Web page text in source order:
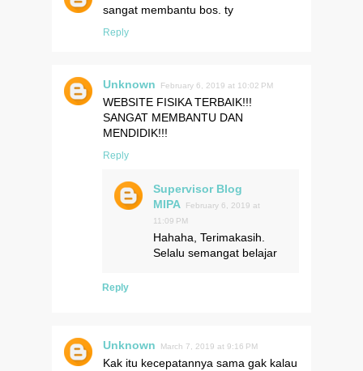
sangat membantu bos. ty
Reply
Unknown February 6, 2019 at 10:02 PM
WEBSITE FISIKA TERBAIK!!!
SANGAT MEMBANTU DAN
MENDIDIK!!!
Reply
Supervisor Blog
MIPA
February 6, 2019 at
11:09 PM
Hahaha, Terimakasih.
Selalu semangat belajar
Reply
Unknown March 7, 2019 at 9:16 PM
Kak itu kecepatannya sama gak kalau